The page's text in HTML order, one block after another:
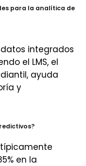
para la analítica de
integrados
el LMS, el
ayuda
y
en la